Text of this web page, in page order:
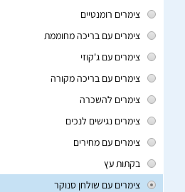
צימרים רומנטיים
צימרים עם בריכה מחוממת
צימרים עם ג'קוזי
צימרים עם בריכה מקורה
צימרים להשכרה
צימרים נגישים לנכים
צימרים עם מחירים
בקתות עץ
צימרים עם שולחן סנוקר